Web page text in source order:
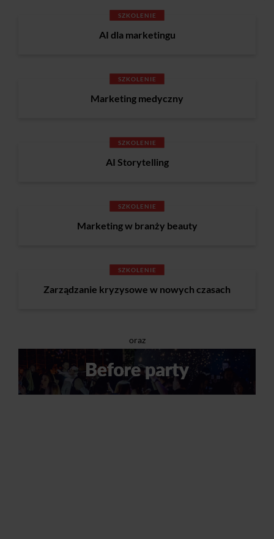
SZKOLENIE
AI dla marketingu
SZKOLENIE
Marketing medyczny
SZKOLENIE
AI Storytelling
SZKOLENIE
Marketing w branży beauty
SZKOLENIE
Zarządzanie kryzysowe w nowych czasach
oraz